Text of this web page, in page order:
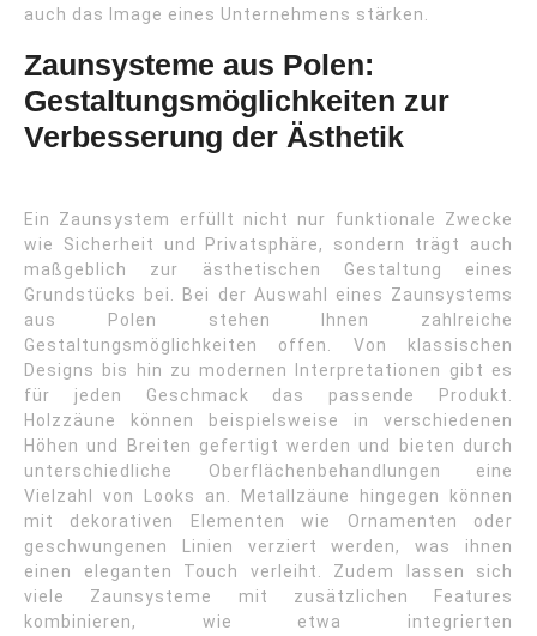
auch das Image eines Unternehmens stärken.
Zaunsysteme aus Polen:
Gestaltungsmöglichkeiten zur
Verbesserung der Ästhetik
Ein Zaunsystem erfüllt nicht nur funktionale Zwecke
wie Sicherheit und Privatsphäre, sondern trägt auch
maßgeblich zur ästhetischen Gestaltung eines
Grundstücks bei. Bei der Auswahl eines Zaunsystems
aus Polen stehen Ihnen zahlreiche
Gestaltungsmöglichkeiten offen. Von klassischen
Designs bis hin zu modernen Interpretationen gibt es
für jeden Geschmack das passende Produkt.
Holzzäune können beispielsweise in verschiedenen
Höhen und Breiten gefertigt werden und bieten durch
unterschiedliche Oberflächenbehandlungen eine
Vielzahl von Looks an. Metallzäune hingegen können
mit dekorativen Elementen wie Ornamenten oder
geschwungenen Linien verziert werden, was ihnen
einen eleganten Touch verleiht. Zudem lassen sich
viele Zaunsysteme mit zusätzlichen Features
kombinieren, wie etwa integrierten